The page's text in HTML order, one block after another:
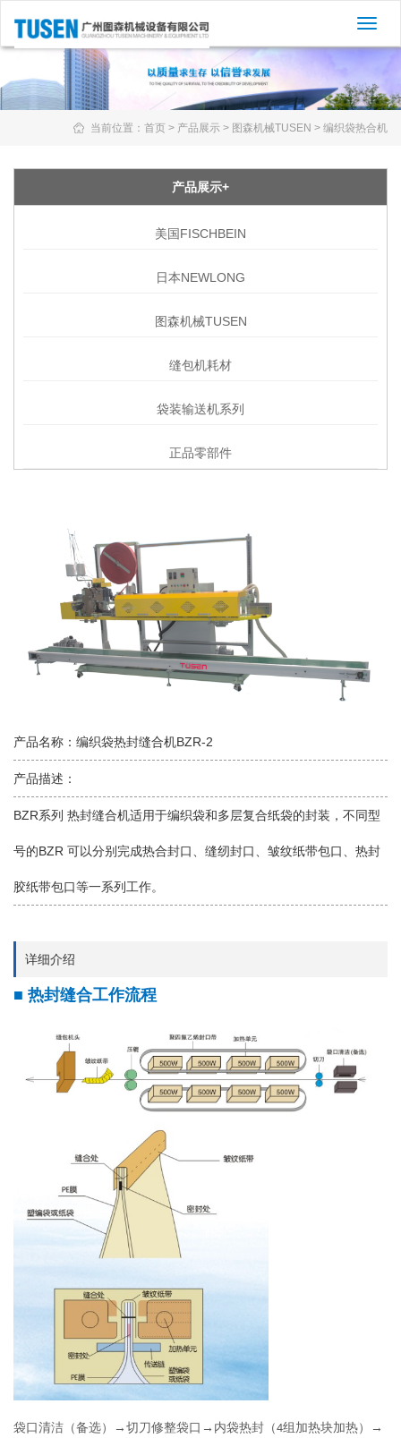
切
换
当前位置： 首页 > 产品展示 > 图森机械TUSEN > 编织袋热合机
产品展示+
美国FISCHBEIN
日本NEWLONG
图森机械TUSEN
缝包机耗材
袋装输送机系列
正品零部件
产品名称：编织袋热封缝合机BZR-2
产品描述：
BZR系列 热封缝合机适用于编织袋和多层复合纸袋的封装，不同型
号的BZR 可以分别完成热合封口、缝纫封口、皱纹纸带包口、热封
胶纸带包口等一系列工作。
详细介绍
■ 热封缝合工作流程
袋口清洁（备选）→切刀修整袋口→内袋热封（4组加热块加热）→